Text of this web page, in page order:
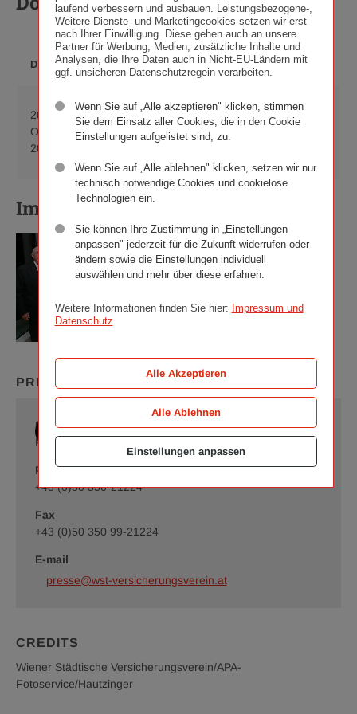
DATUM BESCHREIBUNG
DATEI­
FORMAT
20.
October
2016
Kunst im Turm:
Grado – Musik
meiner Seele
PDF
(212 KB)
im
meiner
Image Gallery
PRESS CONTACT
Romy Schrammel
Public Relations Manager
Phone
+43 (0)50 350-21224
Fax
+43 (0)50 350 99-21224
E-mail
presse@wst-versicherungsverein.at
CREDITS
Wiener Städtische Versicherungsverein/APA-
Fotoservice/Hautzinger
laufend verbessern und ausbauen. Leistungsbezogene-,
Weitere-Dienste- und Marketingcookies setzen wir erst
nach Ihrer Einwilligung. Diese gehen auch an unsere
Partner für Werbung, Medien, zusätzliche Inhalte und
Analysen, die Ihre Daten auch in Nicht-EU-Ländern mit
ggf. unsicheren Datenschutzregein verarbeiten.
Wenn Sie auf „Alle akzeptieren" klicken, stimmen
Sie dem Einsatz aller Cookies, die in den Cookie
Einstellungen aufgelistet sind, zu.
Wenn Sie auf „Alle ablehnen" klicken, setzen wir nur
technisch notwendige Cookies und cookielose
Technologien ein.
Sie können Ihre Zustimmung in „Einstellungen
anpassen" jederzeit für die Zukunft widerrufen oder
ändern sowie die Einstellungen individuell
auswählen und mehr über diese erfahren.
Weitere Informationen finden Sie hier: Impressum und
Datenschutz
Einstellungen anpassen
Alle Ablehnen
Alle Akzeptieren